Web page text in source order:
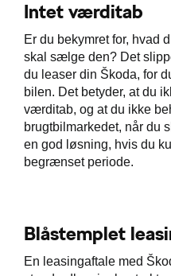
Intet værditab
Er du bekymret for, hvad
skal sælge den? Det
du leaser din Škoda, for
bilen. Det betyder, at du
værditab, og at du ikke
brugtbilmarkedet, når du
en god løsning, hvis du
begrænset periode.
Blåstemplet
En leasingaftale med